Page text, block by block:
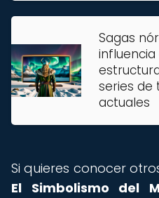
Sagas
influencia
series de
actuales
Si quieres conocer
El Simbolismo del